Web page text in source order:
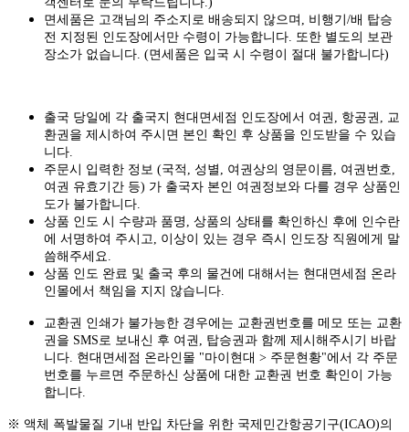
면세품은 고객님의 주소지로 배송되지 않으며, 비행기/배 탑승
전 지정된 인도장에서만 수령이 가능합니다. 또한 별도의 보관
장소가 없습니다. (면세품은 입국 시 수령이 절대 불가합니다)
출국 당일에 각 출국지 현대면세점 인도장에서 여권, 항공권, 교
환권을 제시하여 주시면 본인 확인 후 상품을 인도받을 수 있습
니다.
주문시 입력한 정보 (국적, 성별, 여권상의 영문이름, 여권번호,
여권 유효기간 등) 가 출국자 본인 여권정보와 다를 경우 상품인
도가 불가합니다.
상품 인도 시 수량과 품명, 상품의 상태를 확인하신 후에 인수란
에 서명하여 주시고, 이상이 있는 경우 즉시 인도장 직원에게 말
씀해주세요.
상품 인도 완료 및 출국 후의 물건에 대해서는 현대면세점 온라
인몰에서 책임을 지지 않습니다.
교환권 인쇄가 불가능한 경우에는 교환권번호를 메모 또는 교환
권을 SMS로 보내신 후 여권, 탑승권과 함께 제시해주시기 바랍
니다. 현대면세점 온라인몰 "마이현대 > 주문현황"에서 각 주문
번호를 누르면 주문하신 상품에 대한 교환권 번호 확인이 가능
합니다.
※ 액체 폭발물질 기내 반입 차단을 위한 국제민간항공기구(ICAO)의